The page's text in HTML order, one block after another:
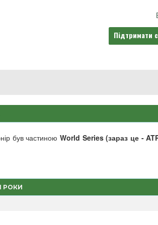
Підтримати
був частиноюWorld Series (зараз це -
РОКИ